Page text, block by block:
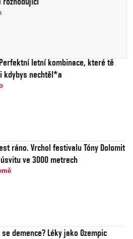
Perfektní letní kombinace, které tě
kdybys nechtěl*a
ráno. Vrchol festivalu Tóny Dolomit
ve 3000 metrech
se demence? Léky jako Ozempic